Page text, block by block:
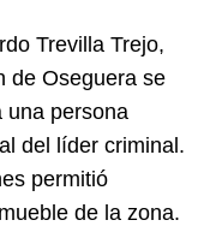
Trevilla Trejo,
de Oseguera se
una persona
del líder criminal.
permitió
de la zona.